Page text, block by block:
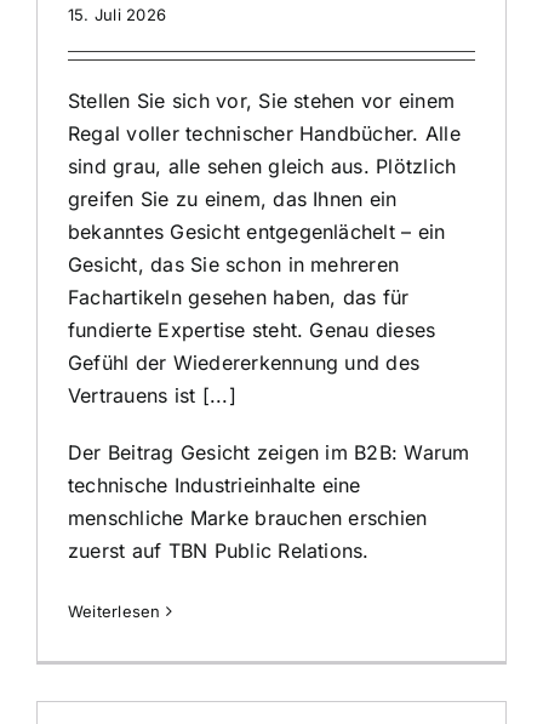
15. Juli 2026
Stellen Sie sich vor, Sie stehen vor einem
Regal voller technischer Handbücher. Alle
sind grau, alle sehen gleich aus. Plötzlich
greifen Sie zu einem, das Ihnen ein
bekanntes Gesicht entgegenlächelt – ein
Gesicht, das Sie schon in mehreren
Fachartikeln gesehen haben, das für
fundierte Expertise steht. Genau dieses
Gefühl der Wiedererkennung und des
Vertrauens ist [...]
Der Beitrag Gesicht zeigen im B2B: Warum
technische Industrieinhalte eine
menschliche Marke brauchen erschien
zuerst auf TBN Public Relations.
Weiterlesen